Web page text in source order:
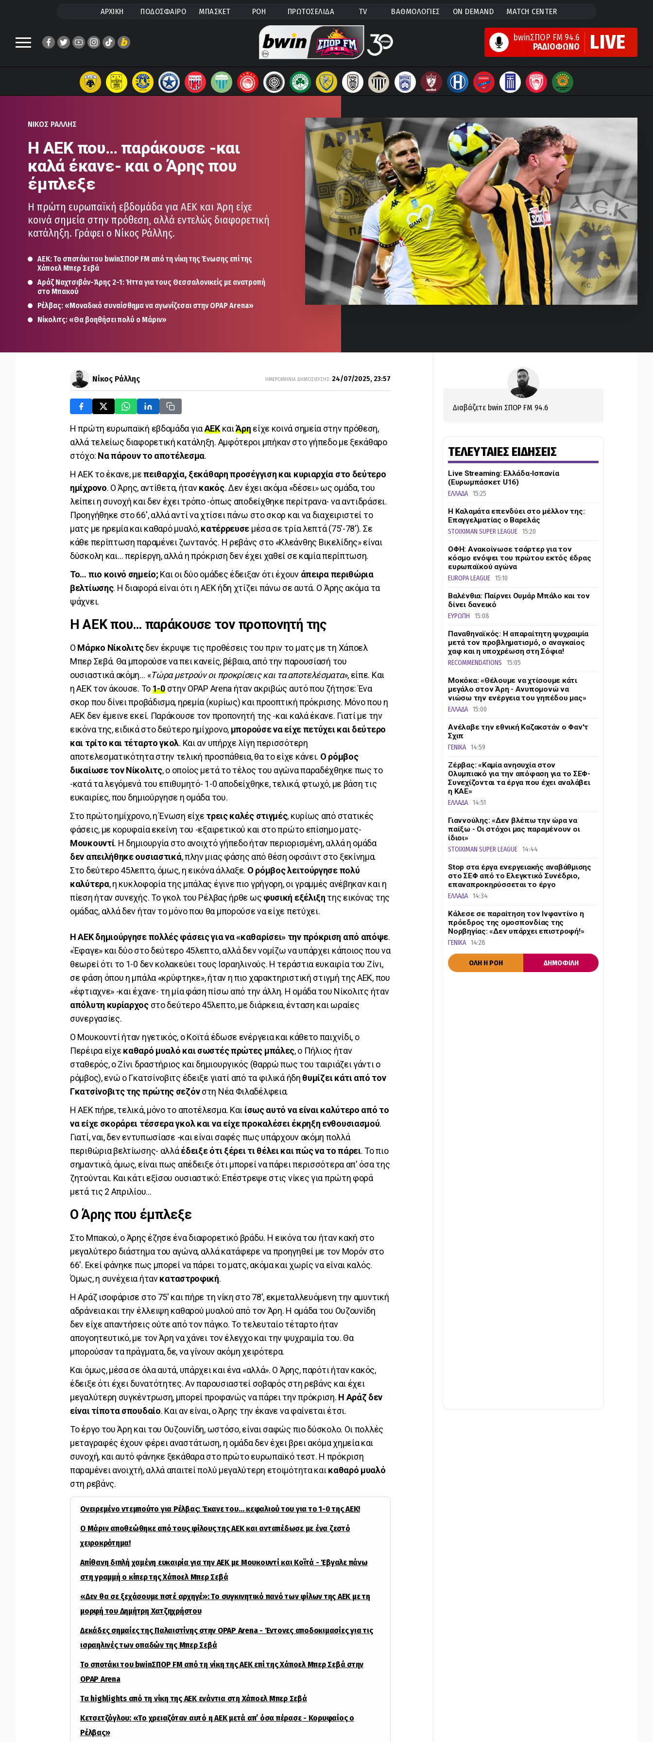
ΑΡΧΙΚΗ ΠΟΔΟΣΦΑΙΡΟ ΜΠΑΣΚΕΤ ΡΟΗ ΠΡΩΤΟΣΕΛΙΔΑ TV ΒΑΘΜΟΛΟΓΙΕΣ ON DEMAND MATCH CENTER
bwinΣΠΟΡ FM 94.6
ΡΑΔΙΟΦΩΝΟ
LIVE
ΝΙΚΟΣ ΡΑΛΛΗΣ
Η ΑΕΚ που… παράκουσε -και
καλά έκανε- και ο Άρης που
έμπλεξε
Η πρώτη ευρωπαϊκή εβδομάδα για ΑΕΚ και Άρη είχε
κοινά σημεία στην πρόθεση, αλλά εντελώς διαφορετική
κατάληξη. Γράφει ο Νίκος Ράλλης.
ΑΕΚ: Το σποτάκι του bwinΣΠΟΡ FM από τη νίκη της Ένωσης επί της
Χάποελ Μπερ Σεβά
Αράζ Ναχτσιβάν-Άρης 2-1: Ήττα για τους Θεσσαλονικείς με ανατροπή
στο Μπακού
Ρέλβας: «Μοναδικό συναίσθημα να αγωνίζεσαι στην OPAP Arena»
Νίκολιτς: «Θα βοηθήσει πολύ ο Μάριν»
Νίκος Ράλλης ΗΜΕΡΟΜΗΝΙΑ ΔΗΜΟΣΙΕΥΣΗΣ: 24/07/2025, 23:57
Η πρώτη ευρωπαϊκή εβδομάδα γιαΑΕΚκαιΆρη είχε κοινά σημεία στην πρόθεση,
αλλά τελείως διαφορετική κατάληξη. Αμφότεροι μπήκαν στο γήπεδο με ξεκάθαρο
στόχο: Να πάρουν το αποτέλεσμα.
Η ΑΕΚ το έκανε, μεπειθαρχία, ξεκάθαρη προσέγγιση και κυριαρχία στο δεύτερο
ημίχρονο. Ο Άρης, αντίθετα, ήτανκακός. Δεν έχει ακόμα «δέσει» ως ομάδα, του
λείπει η συνοχή και δεν έχει τρόπο -όπως αποδείχθηκε περίτρανα- να αντιδράσει.
Προηγήθηκε στο 66', αλλά αντί να χτίσει πάνω στο σκορ και να διαχειριστεί το
ματς με ηρεμία και καθαρό μυαλό,κατέρρευσε μέσα σε τρία λεπτά (75'-78'). Σε
κάθε περίπτωση παραμένει ζωντανός. Η ρεβάνς στο «Κλεάνθης Βικελίδης» είναι
δύσκολη και… περίεργη, αλλά η πρόκριση δεν έχει χαθεί σε καμία περίπτωση.
Το… πιο κοινό σημείο; Και οι δύο ομάδες έδειξαν ότι έχουν άπειρα περιθώρια
βελτίωσης. Η διαφορά είναι ότι η ΑΕΚ ήδη χτίζει πάνω σε αυτά. Ο Άρης ακόμα τα
ψάχνει.
Η ΑΕΚ που… παράκουσε τον προπονητή της
Ο Μάρκο Νίκολιτςδεν έκρυψε τις προθέσεις του πριν το ματς με τη Χάποελ
Μπερ Σεβά. Θα μπορούσε να πει κανείς, βέβαια, από την παρουσίασή του
ουσιαστικά ακόμη… «Τώρα μετρούν οι προκρίσεις και τα αποτελέσματα», είπε. Και
η ΑΕΚ τον άκουσε. Το1-0στην OPAP Arena ήταν ακριβώς αυτό που ζήτησε: Ένα
σκορ που δίνει προβάδισμα, ηρεμία (κυρίως) και προοπτική πρόκρισης. Μόνο που η
ΑΕΚ δεν έμεινε εκεί. Παράκουσε τον προπονητή της -και καλά έκανε. Γιατί με την
εικόνα της, ειδικά στο δεύτερο ημίχρονο, μπορούσε να είχε πετύχει και δεύτερο
και τρίτο και τέταρτο γκολ. Και αν υπήρχε λίγη περισσότερη
αποτελεσματικότητα στην τελική προσπάθεια, θα το είχε κάνει. Ο ρόμβος
δικαίωσε τον Νίκολιτς, ο οποίος μετά το τέλος του αγώνα παραδέχθηκε πως το
-κατά τα λεγόμενά του επιθυμητό- 1-0 αποδείχθηκε, τελικά, φτωχό, με βάση τις
ευκαιρίες, που δημιούργησε η ομάδα του.
Στο πρώτο ημίχρονο, η Ένωση είχε τρεις καλές στιγμές, κυρίως από στατικές
φάσεις, με κορυφαία εκείνη του -εξαιρετικού και στο πρώτο επίσημο ματς-
Μουκουντί. Η δημιουργία στο ανοιχτό γήπεδο ήταν περιορισμένη, αλλά η ομάδα
δεν απειλήθηκε ουσιαστικά, πλην μιας φάσης από θέση οφσάιντ στο ξεκίνημα.
Στο δεύτερο 45λεπτο, όμως, η εικόνα άλλαξε. Ο ρόμβος λειτούργησε πολύ
καλύτερα, η κυκλοφορία της μπάλας έγινε πιο γρήγορη, οι γραμμές ανέβηκαν και η
πίεση ήταν συνεχής. Το γκολ του Ρέλβας ήρθε ως φυσική εξέλιξη της εικόνας της
ομάδας, αλλά δεν ήταν το μόνο που θα μπορούσε να είχε πετύχει.
Η ΑΕΚ δημιούργησε πολλές φάσεις για να «καθαρίσει» την πρόκριση από απόψε.
«Έφαγε» και δύο στο δεύτερο 45λεπτο, αλλά δεν νομίζω να υπάρχει κάποιος που να
θεωρεί ότι το 1-0 δεν κολακεύει τους Ισραηλινούς. Η τεράστια ευκαιρία του Ζίνι,
σε φάση όπου η μπάλα «κρύφτηκε», ήταν η πιο χαρακτηριστική στιγμή της ΑΕΚ, που
«έφτιαχνε» -και έχανε- τη μία φάση πίσω από την άλλη. Η ομάδα του Νίκολιτς ήταν
απόλυτη κυρίαρχοςστο δεύτερο 45λεπτο, με διάρκεια, ένταση και ωραίες
συνεργασίες.
Ο Μουκουντί ήταν ηγετικός, ο Κοϊτά έδωσε ενέργεια και κάθετο παιχνίδι, ο
Περέιρα είχε καθαρό μυαλό και σωστές πρώτες μπάλες, ο Πήλιος ήταν
σταθερός, ο Ζίνι δραστήριος και δημιουργικός (θαρρώ πως του ταιριάζει γάντι ο
ρόμβος), ενώ ο Γκατσίνοβιτς έδειξε γιατί από τα φιλικά ήδη θυμίζει κάτι από τον
Γκατσίνοβιτς της πρώτης σεζόνστη Νέα Φιλαδέλφεια.
Η ΑΕΚ πήρε, τελικά, μόνο το αποτέλεσμα. Και ίσως αυτό να είναι καλύτερο από το
να είχε σκοράρει τέσσερα γκολ και να είχε προκαλέσει έκρηξη ενθουσιασμού.
Γιατί, ναι, δεν εντυπωσίασε -και είναι σαφές πως υπάρχουν ακόμη πολλά
περιθώρια βελτίωσης- αλλάέδειξε ότι ξέρει τι θέλει και πώς να το πάρει. Το πιο
σημαντικό, όμως, είναι πως απέδειξε ότι μπορεί να πάρει περισσότερα απ' όσα της
ζητούνται. Και κάτι εξίσου ουσιαστικό: Επέστρεψε στις νίκες για πρώτη φορά
μετά τις 2 Απριλίου…
Ο Άρης που έμπλεξε
Στο Μπακού, ο Άρης έζησε ένα διαφορετικό βράδυ. Η εικόνα του ήταν κακή στο
μεγαλύτερο διάστημα του αγώνα, αλλά κατάφερε να προηγηθεί με τον Μορόν στο
66'. Εκεί φάνηκε πως μπορεί να πάρει το ματς, ακόμα και χωρίς να είναι καλός.
Όμως, η συνέχεια ήτανκαταστροφική.
Η Αράζ ισοφάρισε στο 75' και πήρε τη νίκη στο 78', εκμεταλλευόμενη την αμυντική
αδράνεια και την έλλειψη καθαρού μυαλού από τον Άρη. Η ομάδα του Ουζουνίδη
δεν είχε απαντήσεις ούτε από τον πάγκο. Το τελευταίο τέταρτο ήταν
απογοητευτικό, με τον Άρη να χάνει τον έλεγχο και την ψυχραιμία του. Θα
μπορούσαν τα πράγματα, δε, να γίνουν ακόμη χειρότερα.
Και όμως, μέσα σε όλα αυτά, υπάρχει και ένα «αλλά». Ο Άρης, παρότι ήταν κακός,
έδειξε ότι έχει δυνατότητες. Αν παρουσιαστεί σοβαρός στη ρεβάνς και έχει
μεγαλύτερη συγκέντρωση, μπορεί προφανώς να πάρει την πρόκριση. Η Αράζ δεν
είναι τίποτα σπουδαίο. Και αν είναι, ο Άρης την έκανε να φαίνεται έτσι.
Το έργο του Άρη και του Ουζουνίδη, ωστόσο, είναι σαφώς πιο δύσκολο. Οι πολλές
μεταγραφές έχουν φέρει αναστάτωση, η ομάδα δεν έχει βρει ακόμα χημεία και
συνοχή, και αυτό φάνηκε ξεκάθαρα στο πρώτο ευρωπαϊκό τεστ. Η πρόκριση
παραμένει ανοιχτή, αλλά απαιτεί πολύ μεγαλύτερη ετοιμότητα καικαθαρό μυαλό
στη ρεβάνς.
Ονειρεμένο ντεμπούτο για Ρέλβας: Έκανε του… κεφαλιού του για το 1-0 της ΑΕΚ!
Ο Μάριν αποθεώθηκε από τους φίλους της ΑΕΚ και ανταπέδωσε με ένα ζεστό
χειροκρότημα!
Απίθανη διπλή χαμένη ευκαιρία για την ΑΕΚ με Μουκουντί και Κοϊτά - Έβγαλε πάνω
στη γραμμή ο κίπερ της Χάποελ Μπερ Σεβά
«Δεν θα σε ξεχάσουμε ποτέ αρχηγέ»: Το συγκινητικό πανό των φίλων της ΑΕΚ με τη
μορφή του Δημήτρη Χατζηχρήστου
Δεκάδες σημαίες της Παλαιστίνης στην OPAP Arena - Έντονες αποδοκιμασίες για τις
ισραηλινές των οπαδών της Μπερ Σεβά
Το σποτάκι του bwinΣΠΟΡ FM από τη νίκη της ΑΕΚ επί της Χάποελ Μπερ Σεβά στην
OPAP Arena
Τα highlights από τη νίκη της ΑΕΚ ενάντια στη Χάποελ Μπερ Σεβά
Κετσετζόγλου: «Το χρειαζόταν αυτό η ΑΕΚ μετά απ’ όσα πέρασε - Κορυφαίος ο
Ρέλβας»
Διαβάζετε bwin ΣΠΟΡ FM 94.6
ΤΕΛΕΥΤΑΙΕΣ ΕΙΔΗΣΕΙΣ
Live Streaming: Ελλάδα-Ισπανία
(Ευρωμπάσκετ U16)
ΕΛΛΑΔΑ 15:25
Η Καλαμάτα επενδύει στο μέλλον της:
Επαγγελματίας ο Βαρελάς
STOIXIMAN SUPER LEAGUE 15:20
ΟΦΗ: Ανακοίνωσε τσάρτερ για τον
κόσμο ενόψει του πρώτου εκτός έδρας
ευρωπαϊκού αγώνα
EUROPA LEAGUE 15:10
Βαλένθια: Παίρνει Ουμάρ Μπάλο και τον
δίνει δανεικό
ΕΥΡΩΠΗ 15:08
Παναθηναϊκός: Η απαραίτητη ψυχραιμία
μετά τον προβληματισμό, ο αναγκαίος
χαφ και η υποχρέωση στη Σόφια!
RECOMMENDATIONS 15:05
Μοκόκα: «Θέλουμε να χτίσουμε κάτι
μεγάλο στον Άρη - Ανυπομονώ να
νιώσω την ενέργεια του γηπέδου μας»
ΕΛΛΑΔΑ 15:00
Aνέλαβε την εθνική Καζακστάν ο Φαν'τ
Σχιπ
ΓΕΝΙΚΑ 14:59
Ζέρβας: «Καμία ανησυχία στον
Ολυμπιακό για την απόφαση για το ΣΕΦ-
Συνεχίζονται τα έργα που έχει αναλάβει
η ΚΑΕ»
ΕΛΛΑΔΑ 14:51
Γιαννούλης: «Δεν βλέπω την ώρα να
παίξω - Οι στόχοι μας παραμένουν οι
ίδιοι»
STOIXIMAN SUPER LEAGUE 14:44
Stop στα έργα ενεργειακής αναβάθμισης
στο ΣΕΦ από το Ελεγκτικό Συνέδριο,
επαναπροκηρύσσεται το έργο
ΕΛΛΑΔΑ 14:34
Κάλεσε σε παραίτηση τον Ινφαντίνο η
πρόεδρος της ομοσπονδίας της
Νορβηγίας: «Δεν υπάρχει επιστροφή!»
ΓΕΝΙΚΑ 14:28
ΟΛΗ Η ΡΟΗ ΔΗΜΟΦΙΛΗ